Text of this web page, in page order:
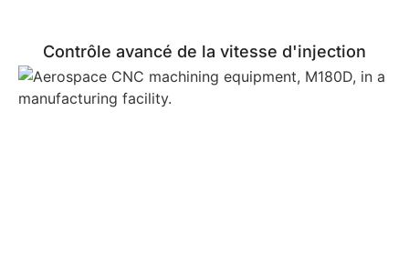
Contrôle avancé de la vitesse d'injection